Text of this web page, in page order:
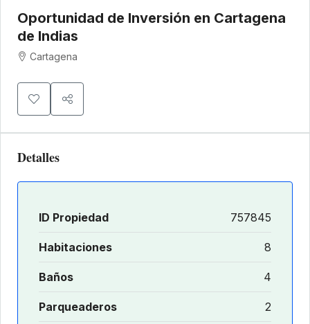
Oportunidad de Inversión en Cartagena
de Indias
Cartagena
Detalles
ID Propiedad 757845
Habitaciones 8
Baños 4
Parqueaderos 2